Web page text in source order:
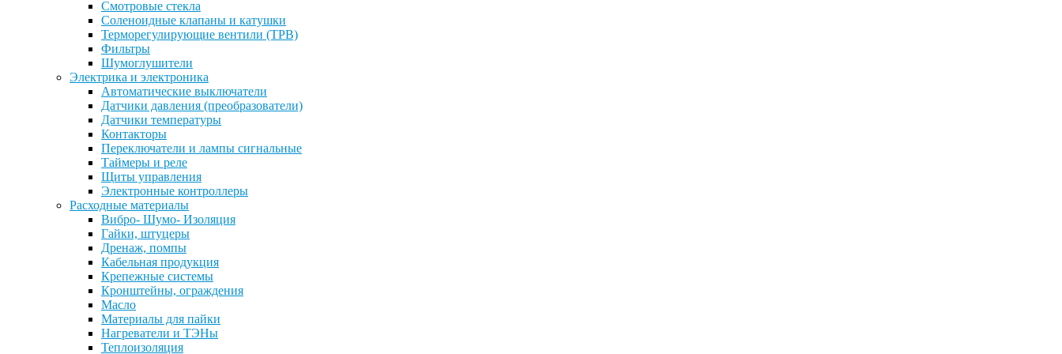
Смотровые стекла
Соленоидные клапаны и катушки
Терморегулирующие вентили (ТРВ)
Фильтры
Шумоглушители
Электрика и электроника
Автоматические выключатели
Датчики давления (преобразователи)
Датчики температуры
Контакторы
Переключатели и лампы сигнальные
Таймеры и реле
Щиты управления
Электронные контроллеры
Расходные материалы
Вибро- Шумо- Изоляция
Гайки, штуцеры
Дренаж, помпы
Кабельная продукция
Крепежные системы
Кронштейны, ограждения
Масло
Материалы для пайки
Нагреватели и ТЭНы
Теплоизоляция